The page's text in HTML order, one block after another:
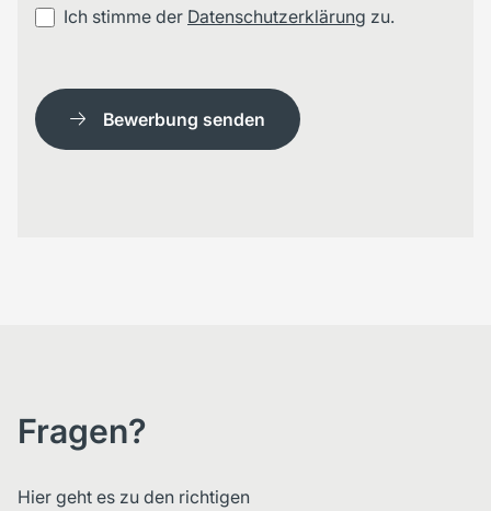
Ich stimme der Datenschutzerklärung zu.
Bewerbung senden
Fragen?
Hier geht es zu den richtigen